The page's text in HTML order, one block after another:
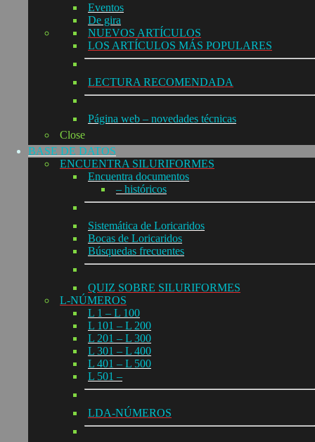
Eventos
De gira
NUEVOS ARTÍCULOS
LOS ARTÍCULOS MÁS POPULARES
LECTURA RECOMENDADA
Página web – novedades técnicas
Close
BASE DE DATOS
ENCUENTRA SILURIFORMES
Encuentra documentos
– históricos
Sistemática de Loricaridos
Bocas de Loricaridos
Búsquedas frecuentes
QUIZ SOBRE SILURIFORMES
L-NÚMEROS
L 1 – L 100
L 101 – L 200
L 201 – L 300
L 301 – L 400
L 401 – L 500
L 501 –
LDA-NÚMEROS